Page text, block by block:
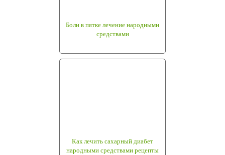
Боли в пятке лечение народными
средствами
Как лечить сахарный диабет
народными средствами рецепты